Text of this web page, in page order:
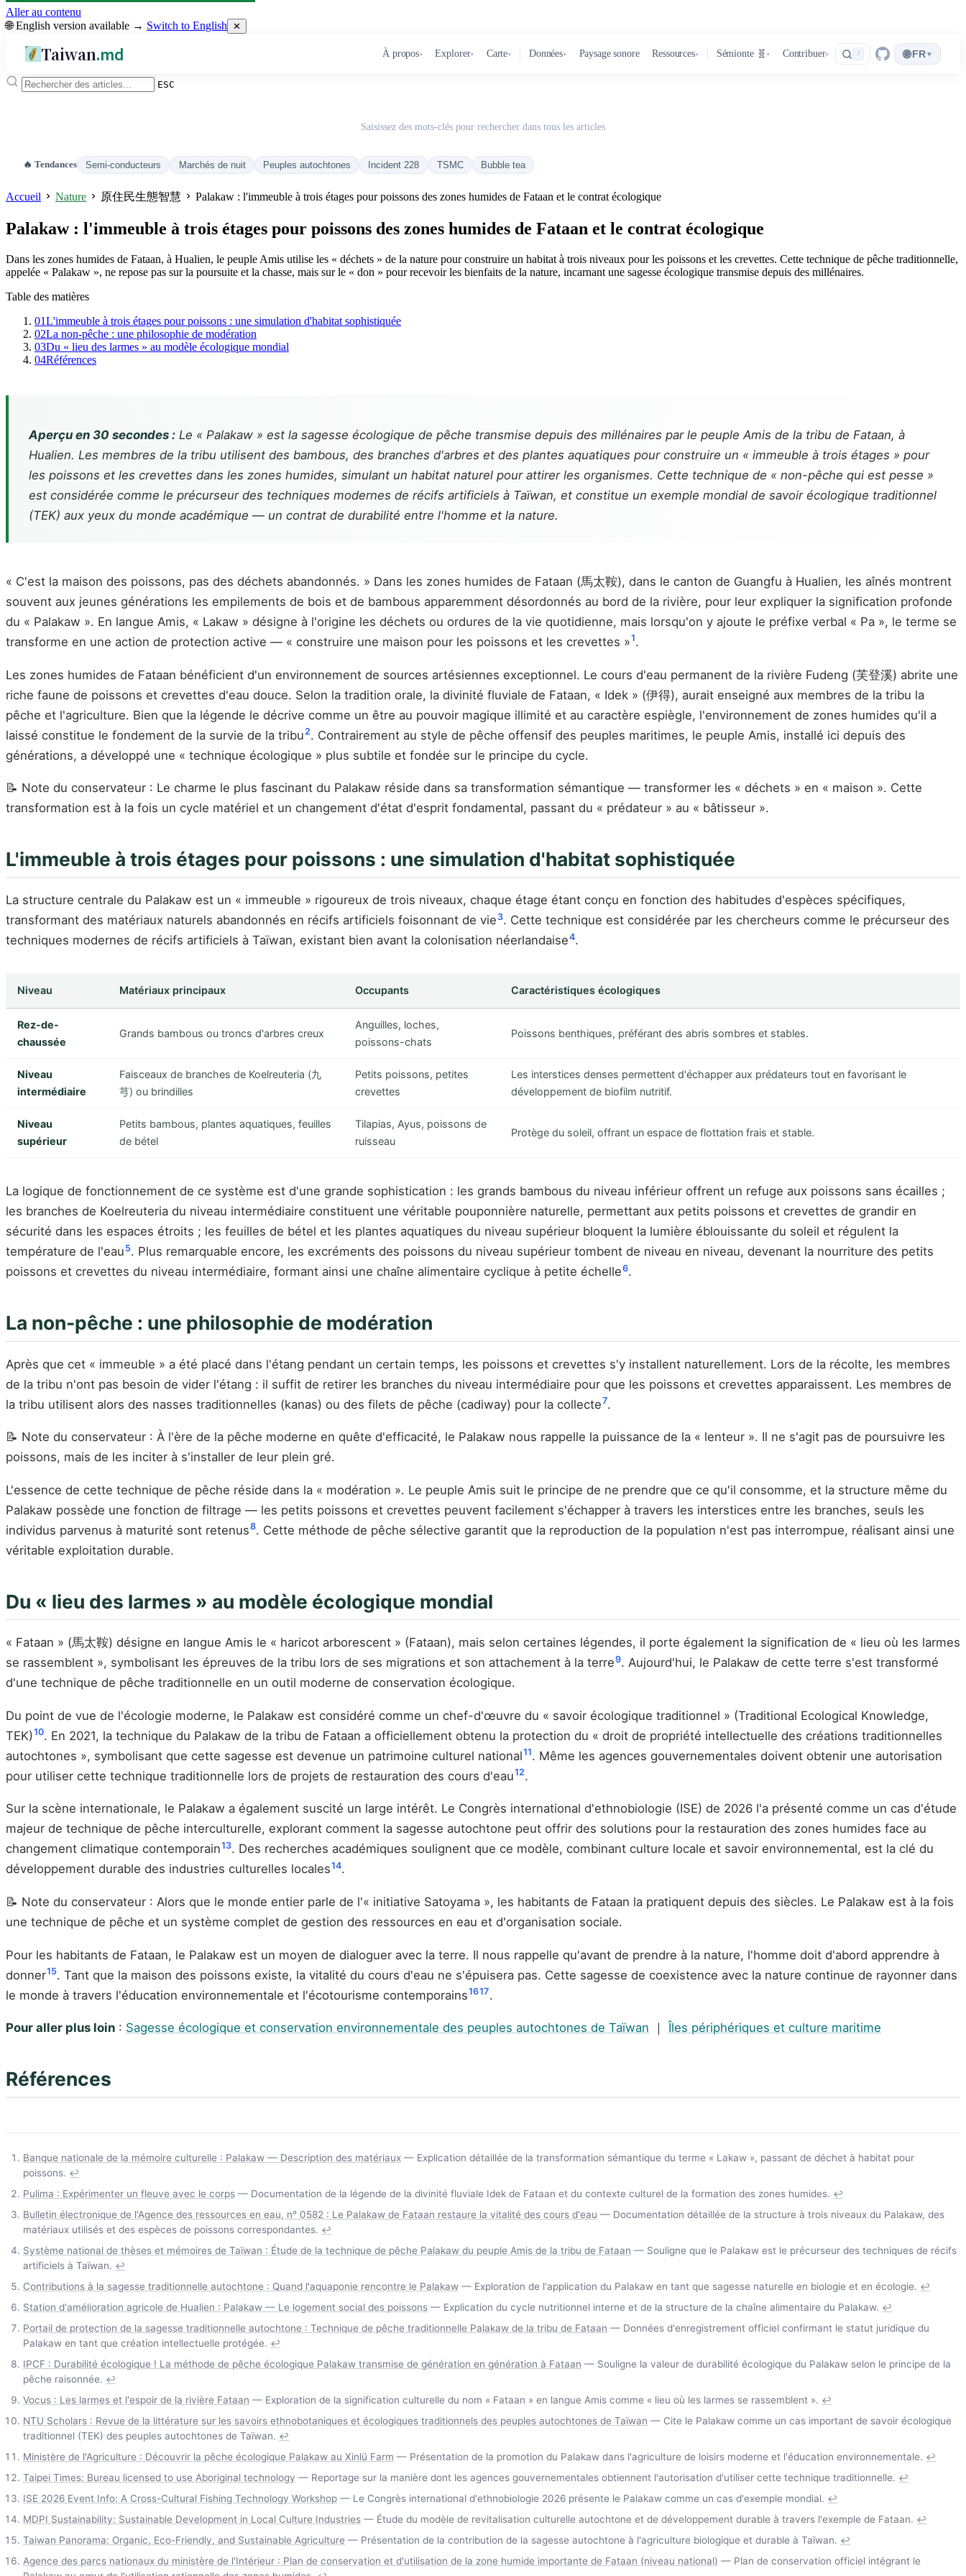
Aller au contenu
🌐 English version available → Switch to English ✕
Taiwan.md À propos▾ Explorer▾ Carte▾ Données▾ Paysage sonore Ressources▾ Sémionte 🧬 ▾ Contribuer▾ / 🌐FR ▾
ESC
Saisissez des mots-clés pour rechercher dans tous les articles
🔥 Tendances Semi-conducteurs Marchés de nuit Peuples autochtones Incident 228 TSMC Bubble tea
Accueil Nature 原住民生態智慧 Palakaw : l'immeuble à trois étages pour poissons des zones humides de Fataan et le contrat écologique
Palakaw : l'immeuble à trois étages pour poissons des zones humides de Fataan et le contrat écologique
Dans les zones humides de Fataan, à Hualien, le peuple Amis utilise les « déchets » de la nature pour construire un habitat à trois niveaux pour les poissons et les crevettes. Cette technique de pêche traditionnelle,
appelée « Palakaw », ne repose pas sur la poursuite et la chasse, mais sur le « don » pour recevoir les bienfaits de la nature, incarnant une sagesse écologique transmise depuis des millénaires.
Table des matières
01L'immeuble à trois étages pour poissons : une simulation d'habitat sophistiquée
02La non-pêche : une philosophie de modération
03Du « lieu des larmes » au modèle écologique mondial
04Références
Aperçu en 30 secondes : Le « Palakaw » est la sagesse écologique de pêche transmise depuis des millénaires par le peuple Amis de la tribu de Fataan, à
Hualien. Les membres de la tribu utilisent des bambous, des branches d'arbres et des plantes aquatiques pour construire un « immeuble à trois étages » pour
les poissons et les crevettes dans les zones humides, simulant un habitat naturel pour attirer les organismes. Cette technique de « non-pêche qui est pesse »
est considérée comme le précurseur des techniques modernes de récifs artificiels à Taïwan, et constitue un exemple mondial de savoir écologique traditionnel
(TEK) aux yeux du monde académique — un contrat de durabilité entre l'homme et la nature.
« C'est la maison des poissons, pas des déchets abandonnés. » Dans les zones humides de Fataan (馬太鞍), dans le canton de Guangfu à Hualien, les aînés montrent
souvent aux jeunes générations les empilements de bois et de bambous apparemment désordonnés au bord de la rivière, pour leur expliquer la signification profonde
du « Palakaw ». En langue Amis, « Lakaw » désigne à l'origine les déchets ou ordures de la vie quotidienne, mais lorsqu'on y ajoute le préfixe verbal « Pa », le terme se
transforme en une action de protection active — « construire une maison pour les poissons et les crevettes »1.
Les zones humides de Fataan bénéficient d'un environnement de sources artésiennes exceptionnel. Le cours d'eau permanent de la rivière Fudeng (芙登溪) abrite une
riche faune de poissons et crevettes d'eau douce. Selon la tradition orale, la divinité fluviale de Fataan, « Idek » (伊得), aurait enseigné aux membres de la tribu la
pêche et l'agriculture. Bien que la légende le décrive comme un être au pouvoir magique illimité et au caractère espiègle, l'environnement de zones humides qu'il a
laissé constitue le fondement de la survie de la tribu2. Contrairement au style de pêche offensif des peuples maritimes, le peuple Amis, installé ici depuis des
générations, a développé une « technique écologique » plus subtile et fondée sur le principe du cycle.
📝 Note du conservateur : Le charme le plus fascinant du Palakaw réside dans sa transformation sémantique — transformer les « déchets » en « maison ». Cette
transformation est à la fois un cycle matériel et un changement d'état d'esprit fondamental, passant du « prédateur » au « bâtisseur ».
L'immeuble à trois étages pour poissons : une simulation d'habitat sophistiquée
La structure centrale du Palakaw est un « immeuble » rigoureux de trois niveaux, chaque étage étant conçu en fonction des habitudes d'espèces spécifiques,
transformant des matériaux naturels abandonnés en récifs artificiels foisonnant de vie 3. Cette technique est considérée par les chercheurs comme le précurseur des
techniques modernes de récifs artificiels à Taïwan, existant bien avant la colonisation néerlandaise4.
Niveau Matériaux principaux Occupants Caractéristiques écologiques
Rez-de-
chaussée
Grands bambous ou troncs d'arbres creux
Anguilles, loches,
poissons-chats
Poissons benthiques, préférant des abris sombres et stables.
Niveau
intermédiaire
Faisceaux de branches de Koelreuteria (九
芎) ou brindilles
Petits poissons, petites
crevettes
Les interstices denses permettent d'échapper aux prédateurs tout en favorisant le
développement de biofilm nutritif.
Niveau
supérieur
Petits bambous, plantes aquatiques, feuilles
de bétel
Tilapias, Ayus, poissons de
ruisseau
Protège du soleil, offrant un espace de flottation frais et stable.
La logique de fonctionnement de ce système est d'une grande sophistication : les grands bambous du niveau inférieur offrent un refuge aux poissons sans écailles ;
les branches de Koelreuteria du niveau intermédiaire constituent une véritable pouponnière naturelle, permettant aux petits poissons et crevettes de grandir en
sécurité dans les espaces étroits ; les feuilles de bétel et les plantes aquatiques du niveau supérieur bloquent la lumière éblouissante du soleil et régulent la
température de l'eau 5. Plus remarquable encore, les excréments des poissons du niveau supérieur tombent de niveau en niveau, devenant la nourriture des petits
poissons et crevettes du niveau intermédiaire, formant ainsi une chaîne alimentaire cyclique à petite échelle6.
La non-pêche : une philosophie de modération
Après que cet « immeuble » a été placé dans l'étang pendant un certain temps, les poissons et crevettes s'y installent naturellement. Lors de la récolte, les membres
de la tribu n'ont pas besoin de vider l'étang : il suffit de retirer les branches du niveau intermédiaire pour que les poissons et crevettes apparaissent. Les membres de
la tribu utilisent alors des nasses traditionnelles (kanas) ou des filets de pêche (cadiway) pour la collecte7.
📝 Note du conservateur : À l'ère de la pêche moderne en quête d'efficacité, le Palakaw nous rappelle la puissance de la « lenteur ». Il ne s'agit pas de poursuivre les
poissons, mais de les inciter à s'installer de leur plein gré.
L'essence de cette technique de pêche réside dans la « modération ». Le peuple Amis suit le principe de ne prendre que ce qu'il consomme, et la structure même du
Palakaw possède une fonction de filtrage — les petits poissons et crevettes peuvent facilement s'échapper à travers les interstices entre les branches, seuls les
individus parvenus à maturité sont retenus8. Cette méthode de pêche sélective garantit que la reproduction de la population n'est pas interrompue, réalisant ainsi une
véritable exploitation durable.
Du « lieu des larmes » au modèle écologique mondial
« Fataan » (馬太鞍) désigne en langue Amis le « haricot arborescent » (Fataan), mais selon certaines légendes, il porte également la signification de « lieu où les larmes
se rassemblent », symbolisant les épreuves de la tribu lors de ses migrations et son attachement à la terre9. Aujourd'hui, le Palakaw de cette terre s'est transformé
d'une technique de pêche traditionnelle en un outil moderne de conservation écologique.
Du point de vue de l'écologie moderne, le Palakaw est considéré comme un chef-d'œuvre du « savoir écologique traditionnel » (Traditional Ecological Knowledge,
TEK)10. En 2021, la technique du Palakaw de la tribu de Fataan a officiellement obtenu la protection du « droit de propriété intellectuelle des créations traditionnelles
autochtones », symbolisant que cette sagesse est devenue un patrimoine culturel national11. Même les agences gouvernementales doivent obtenir une autorisation
pour utiliser cette technique traditionnelle lors de projets de restauration des cours d'eau12.
Sur la scène internationale, le Palakaw a également suscité un large intérêt. Le Congrès international d'ethnobiologie (ISE) de 2026 l'a présenté comme un cas d'étude
majeur de technique de pêche interculturelle, explorant comment la sagesse autochtone peut offrir des solutions pour la restauration des zones humides face au
changement climatique contemporain13. Des recherches académiques soulignent que ce modèle, combinant culture locale et savoir environnemental, est la clé du
développement durable des industries culturelles locales14.
📝 Note du conservateur : Alors que le monde entier parle de l'« initiative Satoyama », les habitants de Fataan la pratiquent depuis des siècles. Le Palakaw est à la fois
une technique de pêche et un système complet de gestion des ressources en eau et d'organisation sociale.
Pour les habitants de Fataan, le Palakaw est un moyen de dialoguer avec la terre. Il nous rappelle qu'avant de prendre à la nature, l'homme doit d'abord apprendre à
donner15. Tant que la maison des poissons existe, la vitalité du cours d'eau ne s'épuisera pas. Cette sagesse de coexistence avec la nature continue de rayonner dans
le monde à travers l'éducation environnementale et l'écotourisme contemporains1617.
Pour aller plus loin : Sagesse écologique et conservation environnementale des peuples autochtones de Taïwan ｜ Îles périphériques et culture maritime
Références
Banque nationale de la mémoire culturelle : Palakaw — Description des matériaux — Explication détaillée de la transformation sémantique du terme « Lakaw », passant de déchet à habitat pour
poissons. ↩
Pulima : Expérimenter un fleuve avec le corps — Documentation de la légende de la divinité fluviale Idek de Fataan et du contexte culturel de la formation des zones humides. ↩
Bulletin électronique de l'Agence des ressources en eau, n° 0582 : Le Palakaw de Fataan restaure la vitalité des cours d'eau — Documentation détaillée de la structure à trois niveaux du Palakaw, des
matériaux utilisés et des espèces de poissons correspondantes. ↩
Système national de thèses et mémoires de Taïwan : Étude de la technique de pêche Palakaw du peuple Amis de la tribu de Fataan — Souligne que le Palakaw est le précurseur des techniques de récifs
artificiels à Taïwan. ↩
Contributions à la sagesse traditionnelle autochtone : Quand l'aquaponie rencontre le Palakaw — Exploration de l'application du Palakaw en tant que sagesse naturelle en biologie et en écologie. ↩
Station d'amélioration agricole de Hualien : Palakaw — Le logement social des poissons — Explication du cycle nutritionnel interne et de la structure de la chaîne alimentaire du Palakaw. ↩
Portail de protection de la sagesse traditionnelle autochtone : Technique de pêche traditionnelle Palakaw de la tribu de Fataan — Données d'enregistrement officiel confirmant le statut juridique du
Palakaw en tant que création intellectuelle protégée. ↩
IPCF : Durabilité écologique ! La méthode de pêche écologique Palakaw transmise de génération en génération à Fataan — Souligne la valeur de durabilité écologique du Palakaw selon le principe de la
pêche raisonnée. ↩
Vocus : Les larmes et l'espoir de la rivière Fataan — Exploration de la signification culturelle du nom « Fataan » en langue Amis comme « lieu où les larmes se rassemblent ». ↩
NTU Scholars : Revue de la littérature sur les savoirs ethnobotaniques et écologiques traditionnels des peuples autochtones de Taïwan — Cite le Palakaw comme un cas important de savoir écologique
traditionnel (TEK) des peuples autochtones de Taïwan. ↩
Ministère de l'Agriculture : Découvrir la pêche écologique Palakaw au Xinlü Farm — Présentation de la promotion du Palakaw dans l'agriculture de loisirs moderne et l'éducation environnementale. ↩
Taipei Times: Bureau licensed to use Aboriginal technology — Reportage sur la manière dont les agences gouvernementales obtiennent l'autorisation d'utiliser cette technique traditionnelle. ↩
ISE 2026 Event Info: A Cross-Cultural Fishing Technology Workshop — Le Congrès international d'ethnobiologie 2026 présente le Palakaw comme un cas d'exemple mondial. ↩
MDPI Sustainability: Sustainable Development in Local Culture Industries — Étude du modèle de revitalisation culturelle autochtone et de développement durable à travers l'exemple de Fataan. ↩
Taiwan Panorama: Organic, Eco-Friendly, and Sustainable Agriculture — Présentation de la contribution de la sagesse autochtone à l'agriculture biologique et durable à Taïwan. ↩
Agence des parcs nationaux du ministère de l'Intérieur : Plan de conservation et d'utilisation de la zone humide importante de Fataan (niveau national) — Plan de conservation officiel intégrant le